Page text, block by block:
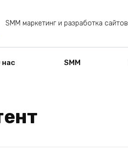
SMM маркетинг и разработка сайтов
нас SMM